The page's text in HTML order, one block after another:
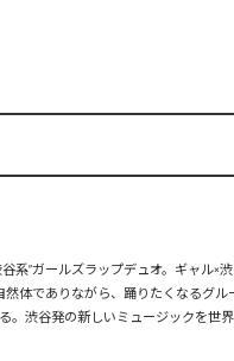
系”ガールズラップデュオ。ギャル×
体でありながら、踊りたくなるグル
。渋谷発の新しいミュージックを世